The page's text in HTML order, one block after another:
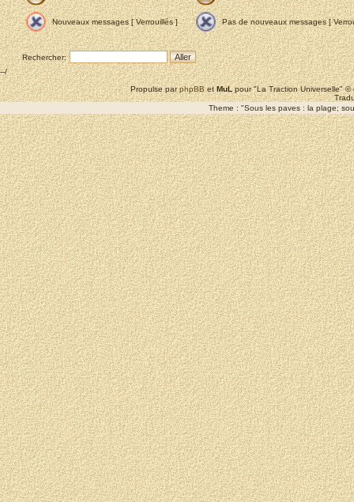
Nouveaux messages [ Verrouillés ] Pas de nouveaux messages [
Rechercher:
--/
Propulse parphpBBetMuLpour "La Traction Universelle"
Theme : "Sous les paves : la plage;